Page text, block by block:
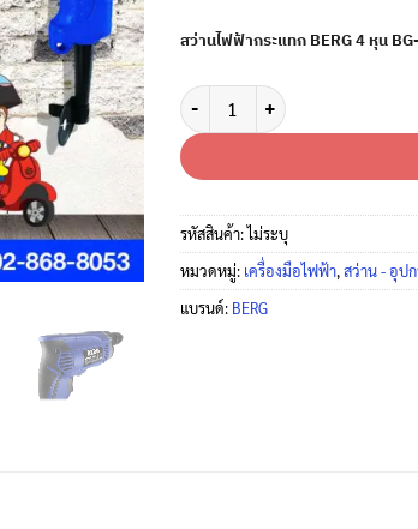
สว่านไฟฟ้ากระแทก BERG 4 หุน
จำนวน BERG สว่านไฟฟ้ากระแท
รหัสสินค้า:ไม่ระบุ
หมวดหมู่: เครื่องมือไฟฟ้า,สว่าน - อุป
แบรนด์: BERG